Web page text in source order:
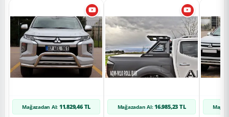
Mağazadan Al: 11.829,46 TL Mağazadan Al: 16.985,23 TL